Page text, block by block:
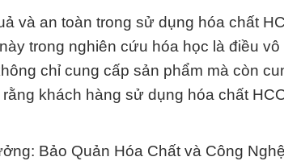
và an toàn trong sử dụng hóa chất
trong nghiên cứu hóa học là điều
chỉ cung cấp sản phẩm mà còn
khách hàng sử dụng hóa chất
Bảo Quản Hóa Chất và Công